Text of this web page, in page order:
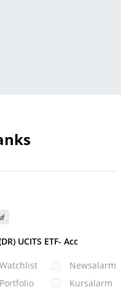
UCITS ETF- Acc
Watchlist
Portfolio
Newsalarm
Kursalarm